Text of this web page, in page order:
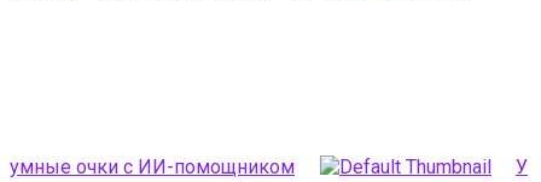
умные очки с ИИ-помощником У